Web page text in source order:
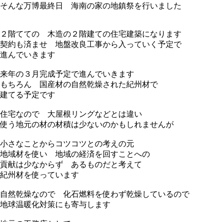
そんな万博最終日 海南の家の地鎮祭を行いました
２階てての 木造の２階建ての住宅建築になります
契約も済ませ 地盤改良工事から入っていく予定で
進んでいきます
来年の３月完成予定で進んでいきます
もちろん 国産材の自然乾燥された紀州材で
建てる予定です
住宅なので 大屋根リングなどとは違い
使う地元の材の材積は少ないのかもしれませんが
小さなことからコツコツとの考えの元
地域材を使い 地域の経済を回すことへの
貢献は少なからず あるものだと考えて
紀州材を使っています
自然乾燥なので 化石燃料を使わず乾燥しているので
地球温暖化対策にも寄与します